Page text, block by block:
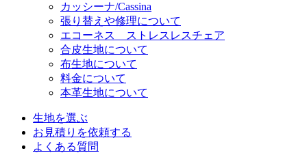
カッシーナ/Cassina
張り替えや修理について
エコーネス ストレスレスチェア
合皮生地について
布生地について
料金について
本革生地について
生地を選ぶ
お見積りを依頼する
よくある質問